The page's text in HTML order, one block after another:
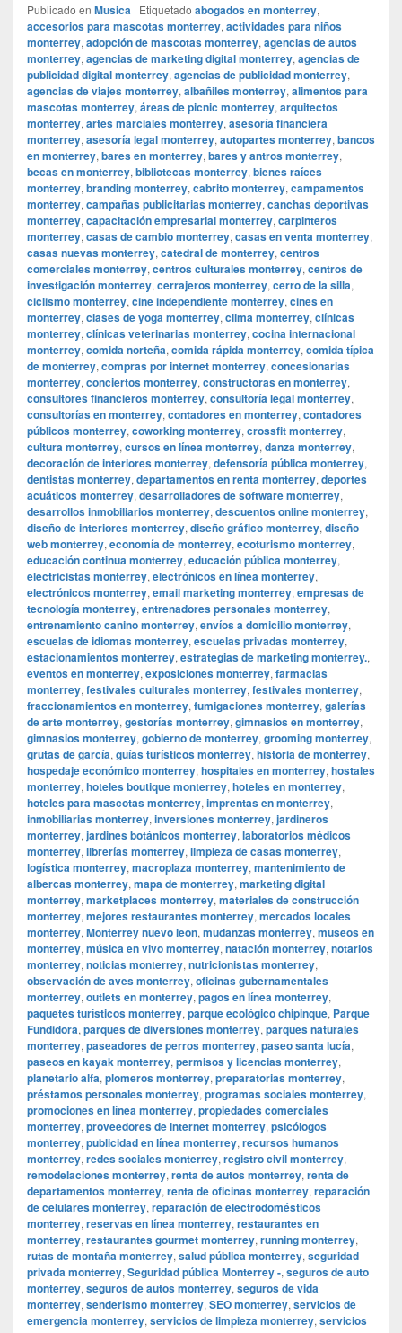
Publicado en Musica | Etiquetado abogados en monterrey,
accesorios para mascotas monterrey, actividades para niños
monterrey, adopción de mascotas monterrey, agencias de autos
monterrey, agencias de marketing digital monterrey, agencias de
publicidad digital monterrey, agencias de publicidad monterrey,
agencias de viajes monterrey, albañiles monterrey, alimentos para
mascotas monterrey, áreas de picnic monterrey, arquitectos
monterrey, artes marciales monterrey, asesoría financiera
monterrey, asesoría legal monterrey, autopartes monterrey, bancos
en monterrey, bares en monterrey, bares y antros monterrey,
becas en monterrey, bibliotecas monterrey, bienes raíces
monterrey, branding monterrey, cabrito monterrey, campamentos
monterrey, campañas publicitarias monterrey, canchas deportivas
monterrey, capacitación empresarial monterrey, carpinteros
monterrey, casas de cambio monterrey, casas en venta monterrey,
casas nuevas monterrey, catedral de monterrey, centros
comerciales monterrey, centros culturales monterrey, centros de
investigación monterrey, cerrajeros monterrey, cerro de la silla,
ciclismo monterrey, cine independiente monterrey, cines en
monterrey, clases de yoga monterrey, clima monterrey, clínicas
monterrey, clínicas veterinarias monterrey, cocina internacional
monterrey, comida norteña, comida rápida monterrey, comida típica
de monterrey, compras por internet monterrey, concesionarias
monterrey, conciertos monterrey, constructoras en monterrey,
consultores financieros monterrey, consultoría legal monterrey,
consultorías en monterrey, contadores en monterrey, contadores
públicos monterrey, coworking monterrey, crossfit monterrey,
cultura monterrey, cursos en línea monterrey, danza monterrey,
decoración de interiores monterrey, defensoría pública monterrey,
dentistas monterrey, departamentos en renta monterrey, deportes
acuáticos monterrey, desarrolladores de software monterrey,
desarrollos inmobiliarios monterrey, descuentos online monterrey,
diseño de interiores monterrey, diseño gráfico monterrey, diseño
web monterrey, economía de monterrey, ecoturismo monterrey,
educación continua monterrey, educación pública monterrey,
electricistas monterrey, electrónicos en línea monterrey,
electrónicos monterrey, email marketing monterrey, empresas de
tecnología monterrey, entrenadores personales monterrey,
entrenamiento canino monterrey, envíos a domicilio monterrey,
escuelas de idiomas monterrey, escuelas privadas monterrey,
estacionamientos monterrey, estrategias de marketing monterrey.,
eventos en monterrey, exposiciones monterrey, farmacias
monterrey, festivales culturales monterrey, festivales monterrey,
fraccionamientos en monterrey, fumigaciones monterrey, galerías
de arte monterrey, gestorías monterrey, gimnasios en monterrey,
gimnasios monterrey, gobierno de monterrey, grooming monterrey,
grutas de garcía, guías turísticos monterrey, historia de monterrey,
hospedaje económico monterrey, hospitales en monterrey, hostales
monterrey, hoteles boutique monterrey, hoteles en monterrey,
hoteles para mascotas monterrey, imprentas en monterrey,
inmobiliarias monterrey, inversiones monterrey, jardineros
monterrey, jardines botánicos monterrey, laboratorios médicos
monterrey, librerías monterrey, limpieza de casas monterrey,
logística monterrey, macroplaza monterrey, mantenimiento de
albercas monterrey, mapa de monterrey, marketing digital
monterrey, marketplaces monterrey, materiales de construcción
monterrey, mejores restaurantes monterrey, mercados locales
monterrey, Monterrey nuevo leon, mudanzas monterrey, museos en
monterrey, música en vivo monterrey, natación monterrey, notarios
monterrey, noticias monterrey, nutricionistas monterrey,
observación de aves monterrey, oficinas gubernamentales
monterrey, outlets en monterrey, pagos en línea monterrey,
paquetes turísticos monterrey, parque ecológico chipinque, Parque
Fundidora, parques de diversiones monterrey, parques naturales
monterrey, paseadores de perros monterrey, paseo santa lucía,
paseos en kayak monterrey, permisos y licencias monterrey,
planetario alfa, plomeros monterrey, preparatorias monterrey,
préstamos personales monterrey, programas sociales monterrey,
promociones en línea monterrey, propiedades comerciales
monterrey, proveedores de internet monterrey, psicólogos
monterrey, publicidad en línea monterrey, recursos humanos
monterrey, redes sociales monterrey, registro civil monterrey,
remodelaciones monterrey, renta de autos monterrey, renta de
departamentos monterrey, renta de oficinas monterrey, reparación
de celulares monterrey, reparación de electrodomésticos
monterrey, reservas en línea monterrey, restaurantes en
monterrey, restaurantes gourmet monterrey, running monterrey,
rutas de montaña monterrey, salud pública monterrey, seguridad
privada monterrey, Seguridad pública Monterrey -, seguros de auto
monterrey, seguros de autos monterrey, seguros de vida
monterrey, senderismo monterrey, SEO monterrey, servicios de
emergencia monterrey, servicios de limpieza monterrey, servicios